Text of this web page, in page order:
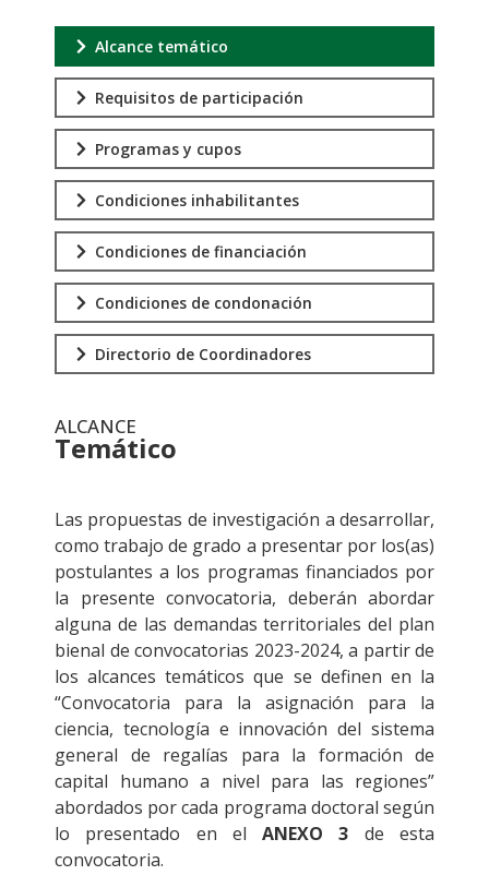
Alcance temático
Requisitos de participación
Programas y cupos
Condiciones inhabilitantes
Condiciones de financiación
Condiciones de condonación
Directorio de Coordinadores
ALCANCE
Temático
Las propuestas de investigación a desarrollar,
como trabajo de grado a presentar por los(as)
postulantes a los programas financiados por
la presente convocatoria, deberán abordar
alguna de las demandas territoriales del plan
bienal de convocatorias 2023-2024, a partir de
los alcances temáticos que se definen en la
“Convocatoria para la asignación para la
ciencia, tecnología e innovación del sistema
general de regalías para la formación de
capital humano a nivel para las regiones”
abordados por cada programa doctoral según
lo presentado en elANEXO 3 de esta
convocatoria.